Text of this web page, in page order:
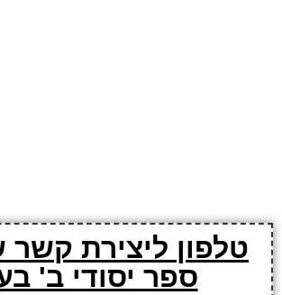
טלפון ליצירת קשר
ספר יסודי ב'